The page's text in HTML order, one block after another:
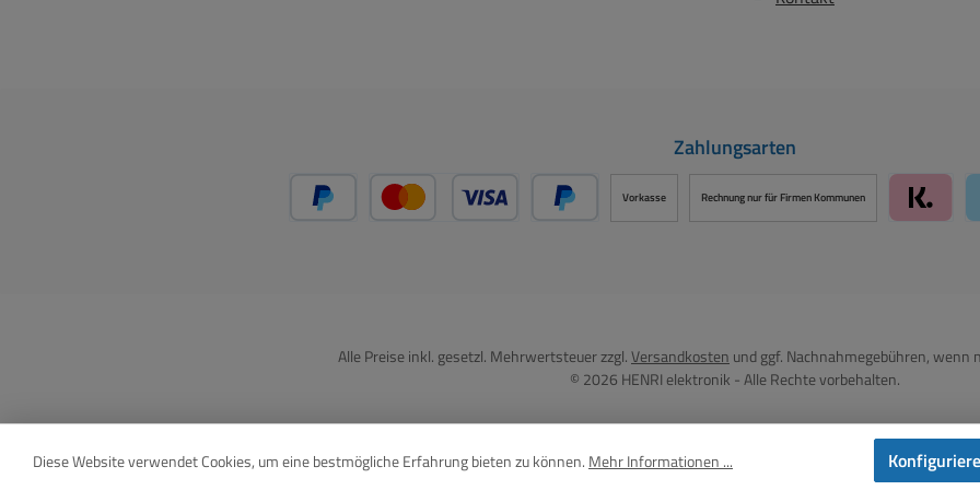
Zahlungsarten
Vorkasse Rechnung nur für Firmen Kommunen
Alle Preise inkl. gesetzl. Mehrwertsteuer zzgl.Versandkosten und ggf. Nachnahmegebühren, wenn
© 2026 HENRI elektronik - Alle Rechte vorbehalten.
Diese Website verwendet Cookies, um eine bestmögliche Erfahrung bieten zu können. Mehr Informationen ...